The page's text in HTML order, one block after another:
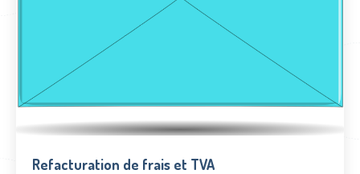
Refacturation de frais et TVA